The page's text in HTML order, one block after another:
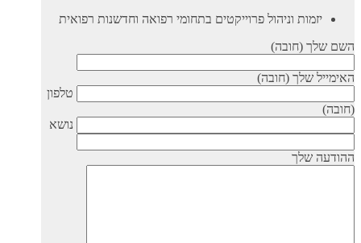
יזמות וניהול פרוייקטים בתחומי רפואה וחדשנות רפואית
השם שלך (חובה)
האימייל שלך (חובה)
טלפון
(חובה)
נושא
ההודעה שלך